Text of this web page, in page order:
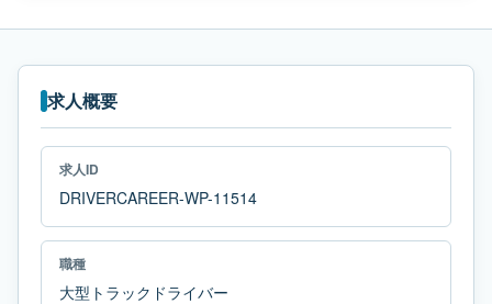
求人概要
求人ID
DRIVERCAREER-WP-11514
職種
大型トラックドライバー